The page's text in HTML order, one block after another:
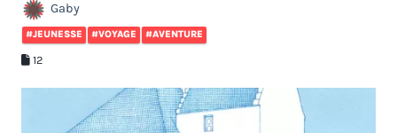
Gaby
#JEUNESSE #VOYAGE #AVENTURE
12